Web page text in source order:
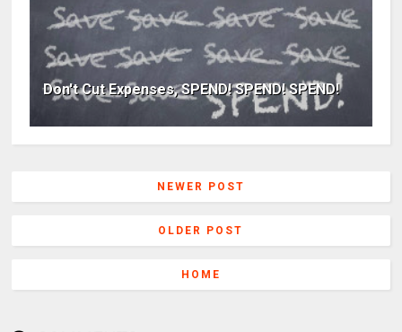
Don't Cut Expenses, SPEND! SPEND! SPEND!
NEWER POST
OLDER POST
HOME